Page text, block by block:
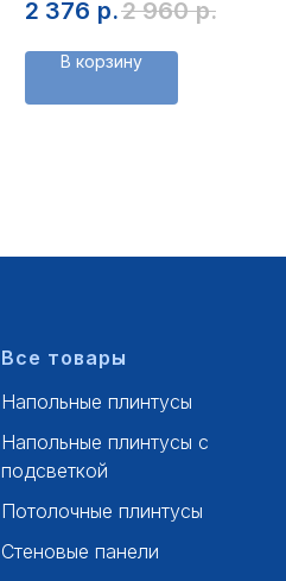
2 376 р.2 960 р.
В корзину
Все товары
Напольные плинтусы
Напольные плинтусы с
подсветкой
Потолочные плинтусы
Стеновые панели